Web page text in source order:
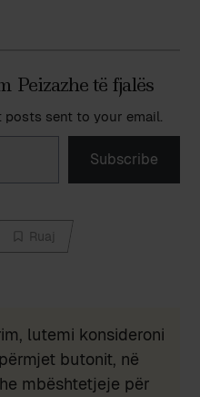
Peizazhe të fjalës
sent to your email.
Subscribe
Ruaj
lutemi konsideroni
butonit, në
mbështetjeje për